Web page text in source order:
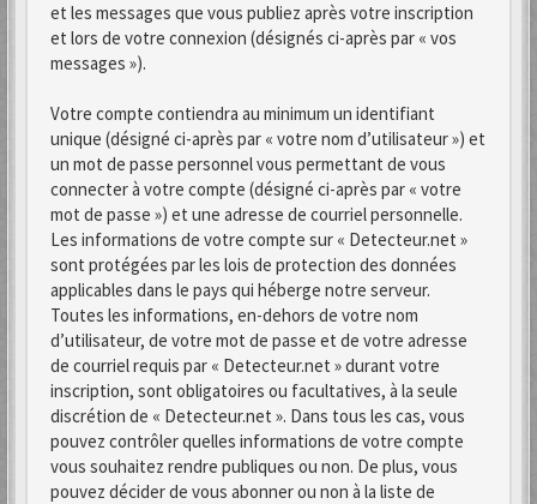
et les messages que vous publiez après votre inscription
et lors de votre connexion (désignés ci-après par « vos
messages »).
Votre compte contiendra au minimum un identifiant
unique (désigné ci-après par « votre nom d’utilisateur ») et
un mot de passe personnel vous permettant de vous
connecter à votre compte (désigné ci-après par « votre
mot de passe ») et une adresse de courriel personnelle.
Les informations de votre compte sur « Detecteur.net »
sont protégées par les lois de protection des données
applicables dans le pays qui héberge notre serveur.
Toutes les informations, en-dehors de votre nom
d’utilisateur, de votre mot de passe et de votre adresse
de courriel requis par « Detecteur.net » durant votre
inscription, sont obligatoires ou facultatives, à la seule
discrétion de « Detecteur.net ». Dans tous les cas, vous
pouvez contrôler quelles informations de votre compte
vous souhaitez rendre publiques ou non. De plus, vous
pouvez décider de vous abonner ou non à la liste de